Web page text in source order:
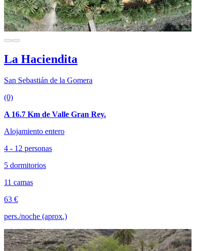
La Haciendita
San Sebastián de la Gomera
(0)
A 16.7 Km de Valle Gran Rey.
Alojamiento entero
4 - 12 personas
5 dormitorios
11 camas
63 €
pers./noche (aprox.)